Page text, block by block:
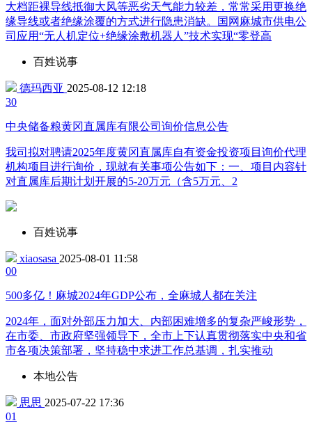
大档距裸导线抵御大风等恶劣天气能力较差，常常采用更换绝
缘导线或者绝缘涂覆的方式进行隐患消缺。国网麻城市供电公
司应用“无人机定位+绝缘涂敷机器人”技术实现“零登高
百姓说事
德玛西亚 2025-08-12 12:18
30
中央储备粮黄冈直属库有限公司询价信息公告
我司拟对聘请2025年度黄冈直属库自有资金投资项目询价代理
机构项目进行询价，现就有关事项公告如下：一、项目内容针
对直属库后期计划开展的5-20万元（含5万元、2
百姓说事
xiaosasa 2025-08-01 11:58
00
500多亿！麻城2024年GDP公布，全麻城人都在关注
2024年，面对外部压力加大、内部困难增多的复杂严峻形势，
在市委、市政府坚强领导下，全市上下认真贯彻落实中央和省
市各项决策部署，坚持稳中求进工作总基调，扎实推动
本地公告
思思 2025-07-22 17:36
01